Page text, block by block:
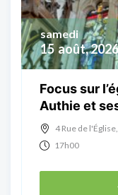
15 août, 2026
samedi
Focus sur
Authie et
4 Rue de
17h00